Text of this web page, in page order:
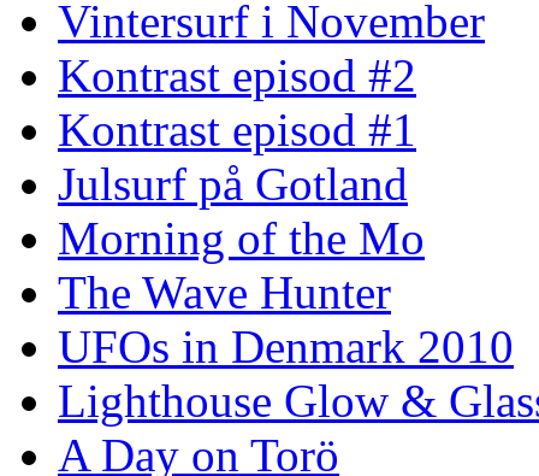
Vintersurf i November
Kontrast episod #2
Kontrast episod #1
Julsurf på Gotland
Morning of the Mo
The Wave Hunter
UFOs in Denmark 2010
Lighthouse Glow &
A Day on Torö